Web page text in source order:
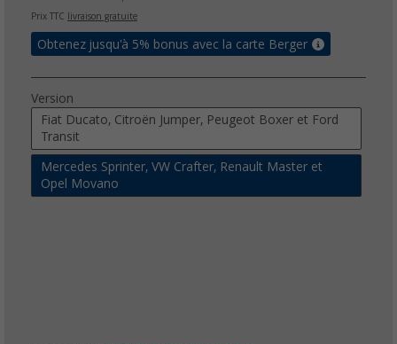
Prix TTC livraison gratuite
Obtenez jusqu'à 5% bonus avec la carte Berger
Version
Fiat Ducato, Citroën Jumper, Peugeot Boxer et Ford
Transit
Mercedes Sprinter, VW Crafter, Renault Master et
Opel Movano